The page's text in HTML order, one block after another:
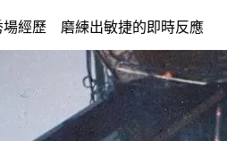
場經歷 磨練出敏捷的即時反應